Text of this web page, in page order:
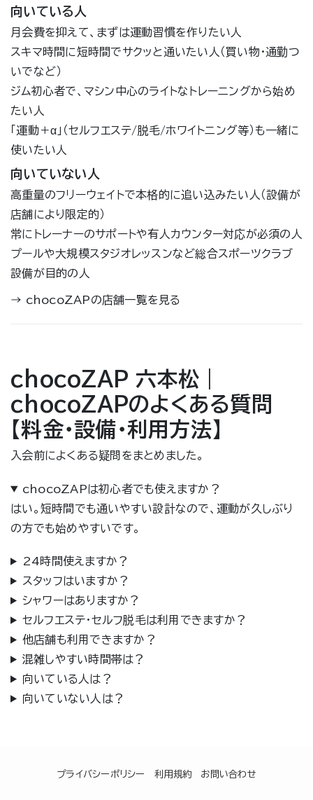
向いている人
月会費を抑えて、まずは運動習慣を作りたい人
スキマ時間に短時間でサクッと通いたい人（買い物・通勤つ
いでなど）
ジム初心者で、マシン中心のライトなトレーニングから始め
たい人
「運動＋α」（セルフエステ/脱毛/ホワイトニング等）も一緒に
使いたい人
向いていない人
高重量のフリーウェイトで本格的に追い込みたい人（設備が
店舗により限定的）
常にトレーナーのサポートや有人カウンター対応が必須の人
プールや大規模スタジオレッスンなど総合スポーツクラブ
設備が目的の人
→ chocoZAPの店舗一覧を見る
chocoZAP 六本松｜
chocoZAPのよくある質問
【料金・設備・利用方法】
入会前によくある疑問をまとめました。
chocoZAPは初心者でも使えますか？
はい。短時間でも通いやすい設計なので、運動が久しぶり
の方でも始めやすいです。
24時間使えますか？
スタッフはいますか？
シャワーはありますか？
セルフエステ・セルフ脱毛は利用できますか？
他店舗も利用できますか？
混雑しやすい時間帯は？
向いている人は？
向いていない人は？
プライバシーポリシー 利用規約 お問い合わせ